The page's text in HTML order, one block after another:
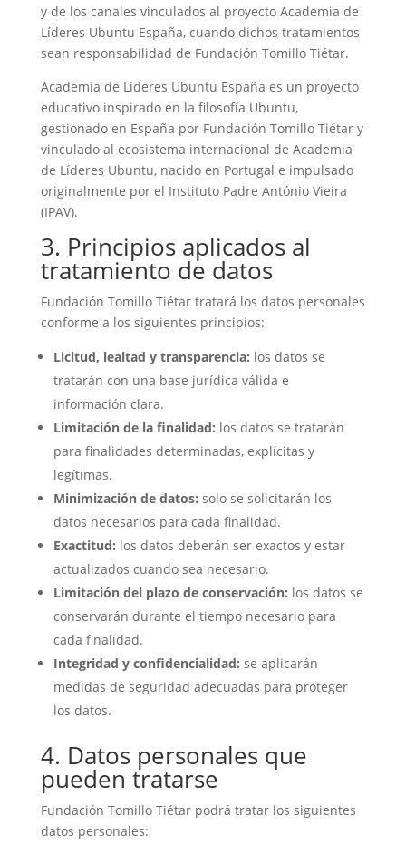
y de los canales vinculados al proyecto Academia de
Líderes Ubuntu España, cuando dichos tratamientos
sean responsabilidad de Fundación Tomillo Tiétar.
Academia de Líderes Ubuntu España es un proyecto
educativo inspirado en la filosofía Ubuntu,
gestionado en España por Fundación Tomillo Tiétar y
vinculado al ecosistema internacional de Academia
de Líderes Ubuntu, nacido en Portugal e impulsado
originalmente por el Instituto Padre António Vieira
(IPAV).
3. Principios aplicados al
tratamiento de datos
Fundación Tomillo Tiétar tratará los datos personales
conforme a los siguientes principios:
Licitud, lealtad y transparencia: los datos se
tratarán con una base jurídica válida e
información clara.
Limitación de la finalidad: los datos se tratarán
para finalidades determinadas, explícitas y
legítimas.
Minimización de datos: solo se solicitarán los
datos necesarios para cada finalidad.
Exactitud: los datos deberán ser exactos y estar
actualizados cuando sea necesario.
Limitación del plazo de conservación: los datos se
conservarán durante el tiempo necesario para
cada finalidad.
Integridad y confidencialidad: se aplicarán
medidas de seguridad adecuadas para proteger
los datos.
4. Datos personales que
pueden tratarse
Fundación Tomillo Tiétar podrá tratar los siguientes
datos personales: